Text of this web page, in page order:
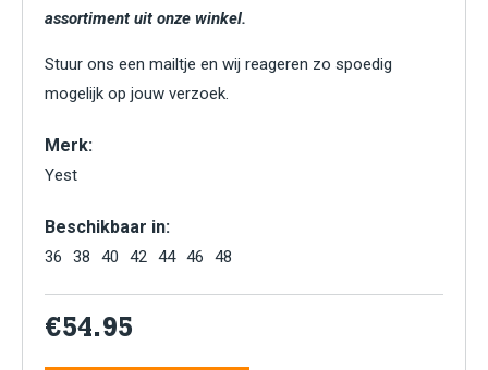
assortiment uit onze winkel.
Stuur ons een mailtje en wij reageren zo spoedig
mogelijk op jouw verzoek.
Merk:
Yest
Beschikbaar in:
36 38 40 42 44 46 48
€54.95